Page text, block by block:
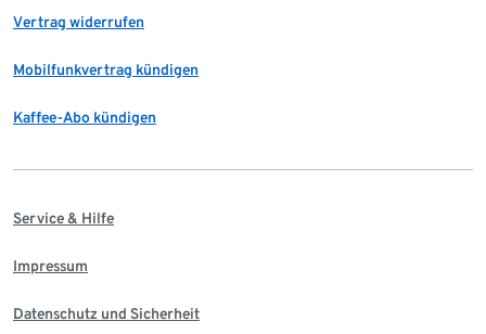
Vertrag widerrufen
Mobilfunkvertrag kündigen
Kaffee-Abo kündigen
Service & Hilfe
Impressum
Datenschutz und Sicherheit